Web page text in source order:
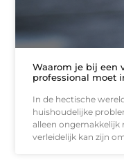
Waarom je bij een
professional moet
In de hectische
huishoudelijke
alleen ongemakkelijk
verleidelijk kan zijn